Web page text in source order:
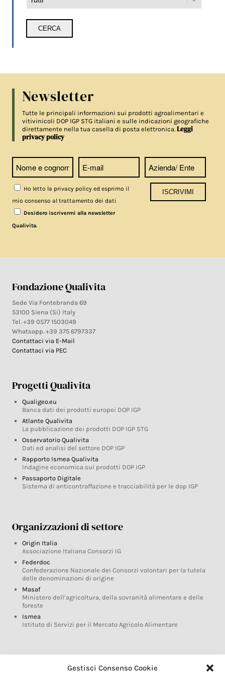
Gestisci Consenso Cookie
Newsletter
Tutte le principali informazioni sui prodotti agroalimentari e
vitivinicoli DOP IGP STG italiani e sulle indicazioni geografiche
direttamente nella tua casella di posta elettronica.Leggi
privacy policy
Ho letto la privacy policy ed esprimo il
mio consenso al trattamento dei dati
Desidero iscrivermi alla newsletter
Qualivita.
Fondazione Qualivita
Sede Via Fontebranda 69
53100 Siena (Si) Italy
Tel. +39 0577 1503049
Whatsapp. +39 375 6797337
Contattaci via E-Mail
Contattaci via PEC
Progetti Qualivita
Qualigeo.eu
Banca dati dei prodotti europei DOP IGP
Atlante Qualivita
La pubblicazione dei prodotti DOP IGP STG
Osservatorio Qualivita
Dati ed analisi del settore DOP IGP
Rapporto Ismea Qualivita
Indagine economica sui prodotti DOP IGP
Passaporto Digitale
Sistema di anticontraffazione e tracciabilità per le dop IGP
Organizzazioni di settore
Origin Italia
Associazione Italiana Consorzi IG
Federdoc
Confederazione Nazionale dei Consorzi volontari per la tutela
delle denominazioni di origine
Masaf
Ministero dell’agricoltura, della sovranità alimentare e delle
foreste
Ismea
Istituto di Servizi per il Mercato Agricolo Alimentare
Glossario DOP IGP